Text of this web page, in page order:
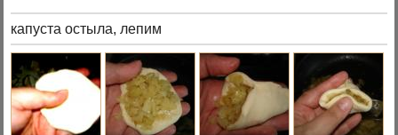
капуста остыла, лепим